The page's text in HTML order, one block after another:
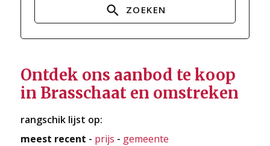
ZOEKEN
Ontdek ons aanbod te koop
in Brasschaat en omstreken
rangschik lijst op:
meest recent - prijs - gemeente